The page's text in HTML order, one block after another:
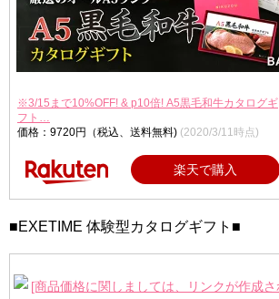
※3/15まで10%OFF! & p10倍! A5黒毛和牛カタログギ
フト…
価格：9720円（税込、送料無料) (2020/3/11時点)
楽天で購入
■EXETIME 体験型カタログギフト■